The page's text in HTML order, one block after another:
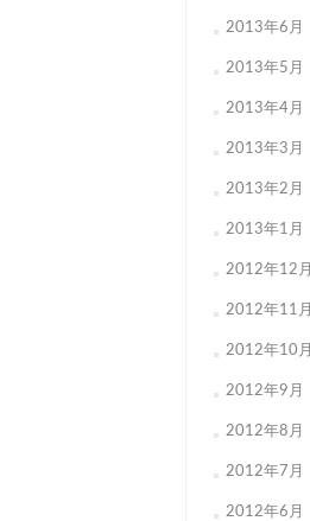
2013年6月
2013年5月
2013年4月
2013年3月
2013年2月
2013年1月
2012年12月
2012年11月
2012年10月
2012年9月
2012年8月
2012年7月
2012年6月